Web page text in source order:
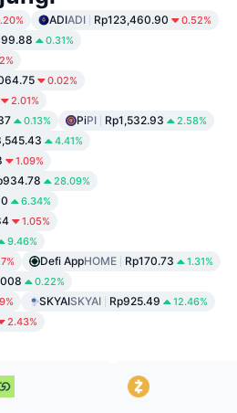
ADIADI Rp123,460.90 0.52%
0.31%
0.02%
2.01%
0.13% PiPI Rp1,532.93 2.58%
4.41%
1.09%
28.09%
6.34%
1.05%
9.46%
Defi AppHOME Rp170.73 1.31%
0.22%
SKYAISKYAI Rp925.49 12.46%
2.43%